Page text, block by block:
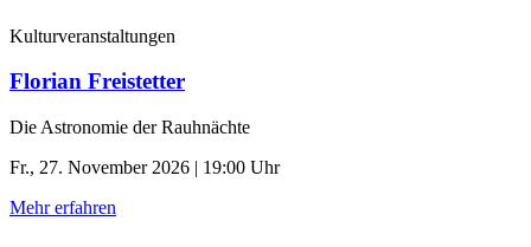
Kulturveranstaltungen
Florian Freistetter
Die Astronomie der ­Rauhnächte
Fr., 27. November 2026 | 19:00 Uhr
Mehr erfahren